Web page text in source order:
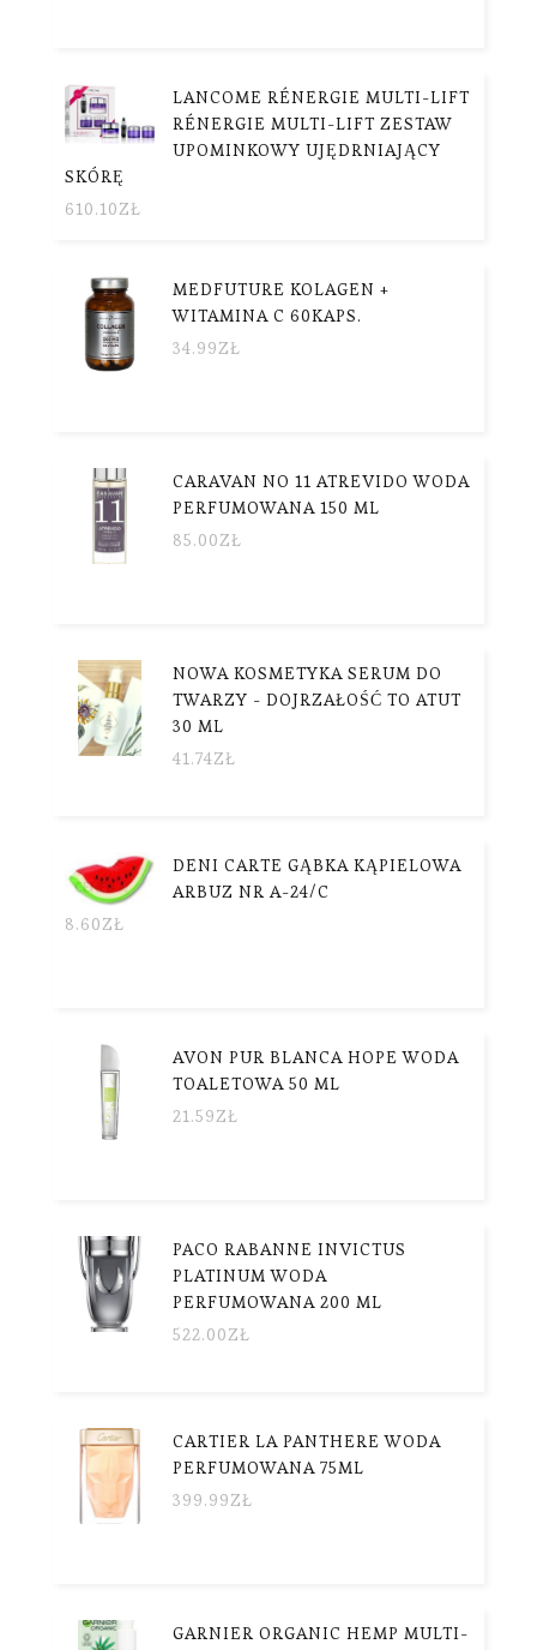
LANCOME RÉNERGIE MULTI-LIFT
RÉNERGIE MULTI-LIFT ZESTAW
UPOMINKOWY UJĘDRNIAJĄCY
SKÓRĘ
610.10ZŁ
MEDFUTURE KOLAGEN +
WITAMINA C 60KAPS.
34.99ZŁ
CARAVAN NO 11 ATREVIDO WODA
PERFUMOWANA 150 ML
85.00ZŁ
NOWA KOSMETYKA SERUM DO
TWARZY - DOJRZAŁOŚĆ TO ATUT
30 ML
41.74ZŁ
DENI CARTE GĄBKA KĄPIELOWA
ARBUZ NR A-24/C
8.60ZŁ
AVON PUR BLANCA HOPE WODA
TOALETOWA 50 ML
21.59ZŁ
PACO RABANNE INVICTUS
PLATINUM WODA
PERFUMOWANA 200 ML
522.00ZŁ
CARTIER LA PANTHERE WODA
PERFUMOWANA 75ML
399.99ZŁ
GARNIER ORGANIC HEMP MULTI-